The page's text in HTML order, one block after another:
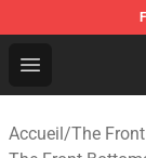
Open menu
The Front
Accueil/The